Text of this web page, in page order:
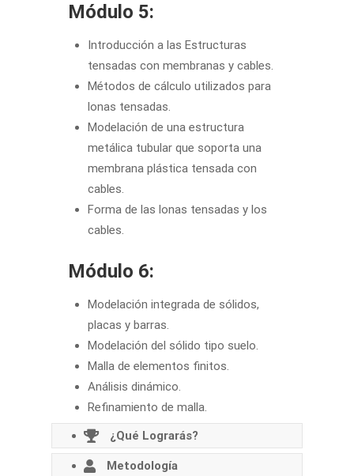
Módulo 5:
Introducción a las Estructuras
tensadas con membranas y cables.
Métodos de cálculo utilizados para
lonas tensadas.
Modelación de una estructura
metálica tubular que soporta una
membrana plástica tensada con
cables.
Forma de las lonas tensadas y los
cables.
Módulo 6:
Modelación integrada de sólidos,
placas y barras.
Modelación del sólido tipo suelo.
Malla de elementos finitos.
Análisis dinámico.
Refinamiento de malla.
¿Qué Lograrás?
Metodología